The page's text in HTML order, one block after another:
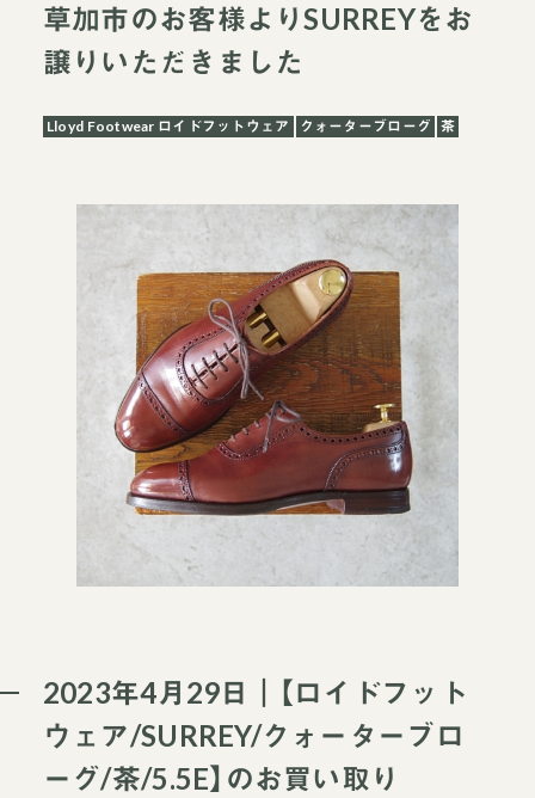
草加市のお客様よりSURREYをお
譲りいただきました
Lloyd Footwear ロイドフットウェア クォーターブローグ 茶
2023年4月29日｜【ロイドフット
ウェア/SURREY/クォーターブロ
ーグ/茶/5.5E】のお買い取り